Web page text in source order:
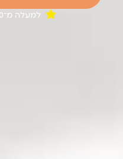
למעלה מ־10,000 לקוחות מרוצים